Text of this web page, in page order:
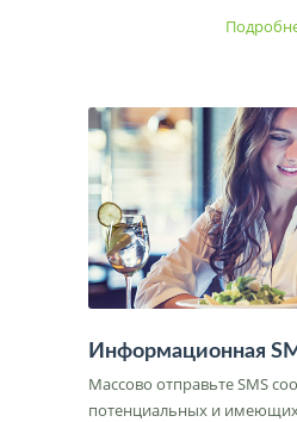
Информационная
Массово отправьте SMS
потенциальных и